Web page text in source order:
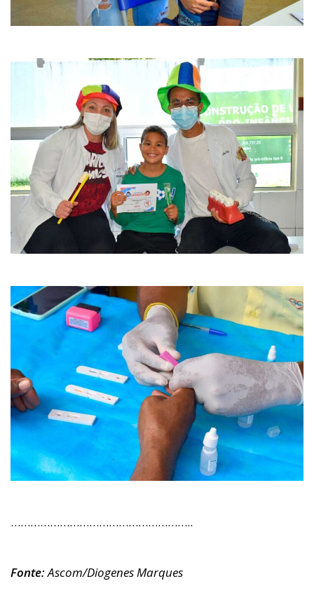
………………………………………………..
Fonte:Ascom/Diogenes Marques